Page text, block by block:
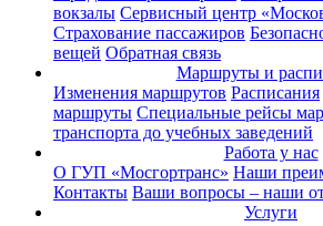
вокзалы Сервисный центр
Страхование пассажиров
вещей Обратная связь
Маршруты и
Изменения маршрутов Расписания
маршруты Специальные рейсы
транспорта до учебных заведений
Работа у нас
О ГУП «Мосгортранс» Наши
Контакты Ваши вопросы – наши
Услуги